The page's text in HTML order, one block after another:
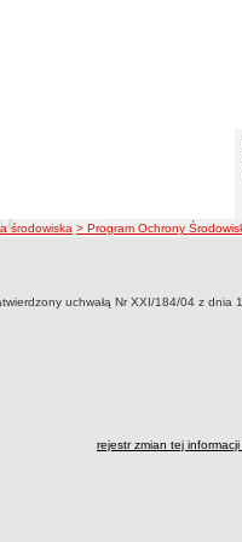
środowiska > Program Ochrony
uchwałą Nr XXI/184/04 z dnia
rejestr zmian tej informacji